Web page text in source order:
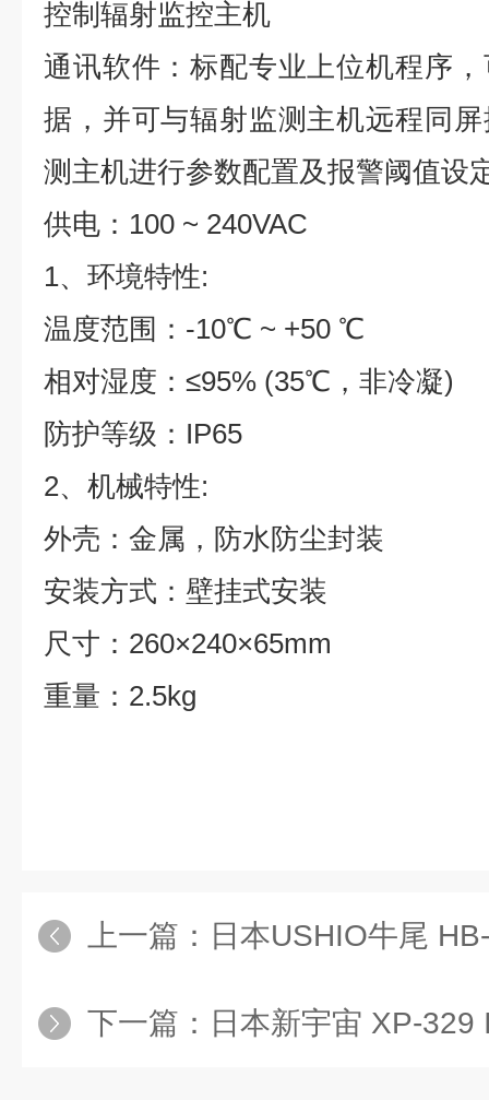
控制辐射监控主机
通讯软件：标配专业上位机程序
据，并可与辐射监测主机远程同
测主机进行参数配置及报警阈值设
供电：100 ~ 240VAC
1、环境特性:
温度范围：-10℃ ~ +50 ℃
相对湿度：≤95% (35℃，非冷凝)
防护等级：IP65
2、机械特性:
外壳：金属，防水防尘封装
安装方式：壁挂式安装
尺寸：260×240×65mm
重量：2.5kg
上一篇： 日本USHIO牛尾 HB-
下一篇： 日本新宇宙 XP-329